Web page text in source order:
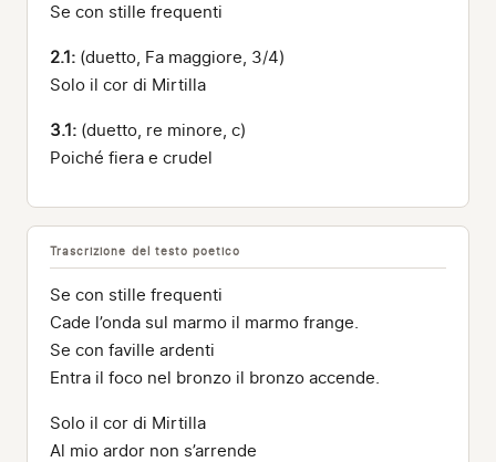
Se con stille frequenti
2.1: (duetto, Fa maggiore, 3/4)
Solo il cor di Mirtilla
3.1: (duetto, re minore, c)
Poiché fiera e crudel
Trascrizione del testo poetico
Se con stille frequenti
Cade l’onda sul marmo il marmo frange.
Se con faville ardenti
Entra il foco nel bronzo il bronzo accende.
Solo il cor di Mirtilla
Al mio ardor non s’arrende